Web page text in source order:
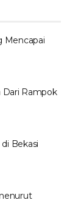
Mencapai
Dari Rampok
Bekasi